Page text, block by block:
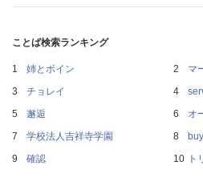
ことば検索ランキング
姉とボイン
マ
チョレイ
邂逅
オ
学校法人吉祥寺学園
確認
ト